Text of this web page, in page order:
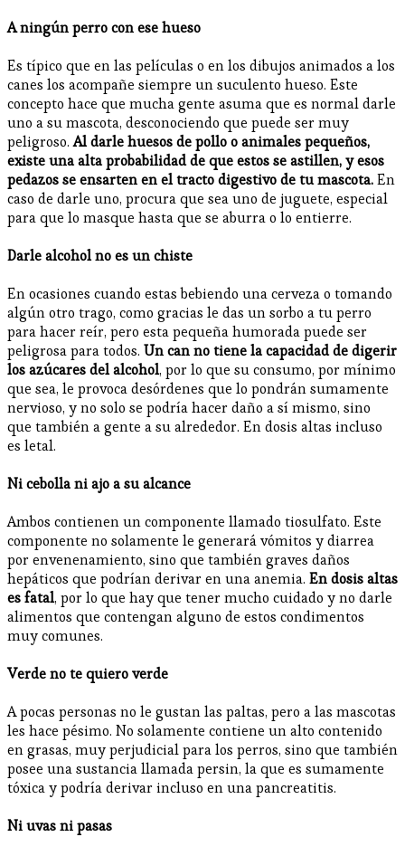
A ningún perro con ese hueso
Es típico que en las películas o en los dibujos animados a los
canes los acompañe siempre un suculento hueso. Este
concepto hace que mucha gente asuma que es normal darle
uno a su mascota, desconociendo que puede ser muy
peligroso.Al darle huesos de pollo o animales pequeños,
existe una alta probabilidad de que estos se astillen, y esos
pedazos se ensarten en el tracto digestivo de tu mascota.En
caso de darle uno, procura que sea uno de juguete, especial
para que lo masque hasta que se aburra o lo entierre.
Darle alcohol no es un chiste
En ocasiones cuando estas bebiendo una cerveza o tomando
algún otro trago, como gracias le das un sorbo a tu perro
para hacer reír, pero esta pequeña humorada puede ser
peligrosa para todos. Un can no tiene la capacidad de digerir
los azúcares del alcohol, por lo que su consumo, por mínimo
que sea, le provoca desórdenes que lo pondrán sumamente
nervioso, y no solo se podría hacer daño a sí mismo, sino
que también a gente a su alrededor. En dosis altas incluso
es letal.
Ni cebolla ni ajo a su alcance
Ambos contienen un componente llamado tiosulfato. Este
componente no solamente le generará vómitos y diarrea
por envenenamiento, sino que también graves daños
hepáticos que podrían derivar en una anemia. En dosis altas
es fatal, por lo que hay que tener mucho cuidado y no darle
alimentos que contengan alguno de estos condimentos
muy comunes.
Verde no te quiero verde
A pocas personas no le gustan las paltas, pero a las mascotas
les hace pésimo. No solamente contiene un alto contenido
en grasas, muy perjudicial para los perros, sino que también
posee una sustancia llamada persin, la que es sumamente
tóxica y podría derivar incluso en una pancreatitis.
Ni uvas ni pasas